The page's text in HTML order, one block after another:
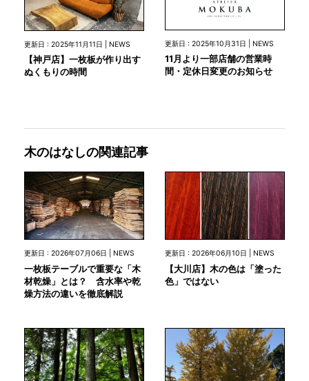
更新日 : 2025年11月11日 | NEWS
【神戸店】一枚板が作り出す
ぬくもりの時間
更新日 : 2025年10月31日 | NEWS
11月より一部店舗の営業時
間・定休日変更のお知らせ
木のはなしの関連記事
更新日 : 2026年07月06日 | NEWS
一枚板テーブルで重要な「木
材乾燥」とは？ 含水率や乾
燥方法の違いを徹底解説
更新日 : 2026年06月10日 | NEWS
【大川店】木の色は「塗った
色」ではない